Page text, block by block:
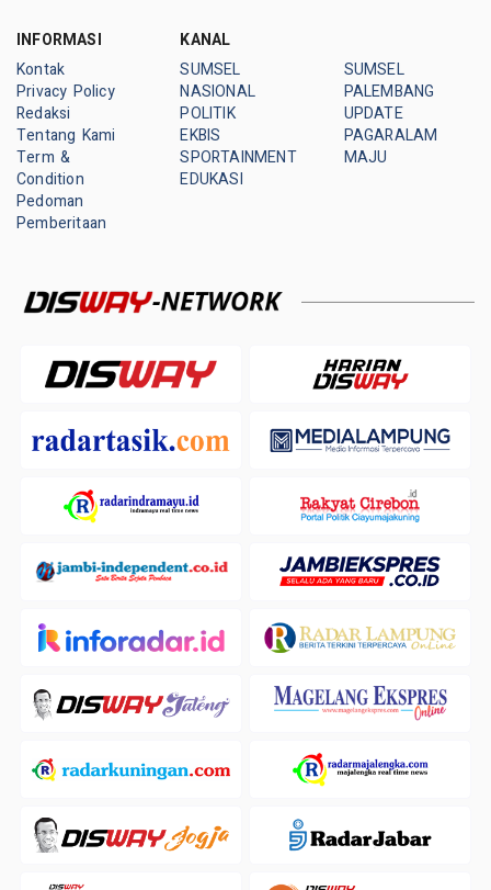
INFORMASI
Kontak
Privacy Policy
Redaksi
Tentang Kami
Term &
Condition
Pedoman
Pemberitaan
KANAL
SUMSEL
NASIONAL
POLITIK
EKBIS
SPORTAINMENT
EDUKASI
SUMSEL
PALEMBANG
UPDATE
PAGARALAM
MAJU